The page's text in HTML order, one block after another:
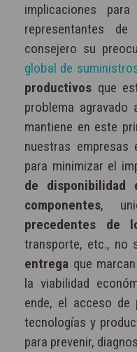
implicaciones
representantes
consejero su
global de
productivos que
problema
mantiene en este
nuestras empresas
para minimizar el
de disponibilidad
componentes,
precedentes de
transporte, etc., no
entrega que
la viabilidad
ende, el acceso de
tecnologías y
para prevenir,